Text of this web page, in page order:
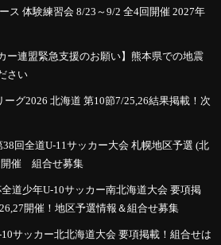
ス 体験練習会 8/23～9/2 全4回開催 2027年
ー連盟緊急支援のお願い】熊本県での地震
さい
ーグ2026 北海道 第10節7/25,26結果掲載！次
回全道U-11サッカー大会 札幌地区予選 (北
開催 組合せ募集
道少年U-10サッカー南北海道大会 要項掲
開催！地区予選情報＆組合せ募集
サッカー北北海道大会 要項掲載！組合せは